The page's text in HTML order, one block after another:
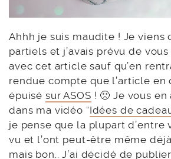
Ahhh je suis maudite ! Je viens
partiels et j’avais prévu de
avec cet article sauf qu’en
rendue compte que l’article en
épuisé sur ASOS ! 🙁 Je vous
dans ma vidéo “Idées de
je pense que la plupart d’entre
vu et l’ont peut-être même
mais bon.. J’ai décidé de